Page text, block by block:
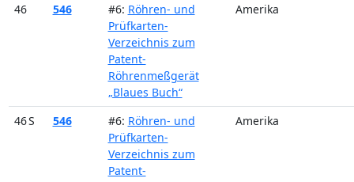
46 546 #6: Röhren- und
Prüfkarten-
Verzeichnis zum
Patent-
Röhrenmeßgerät
„Blaues Buch“
Amerika
46 S 546 #6: Röhren- und
Prüfkarten-
Verzeichnis zum
Patent-
Amerika